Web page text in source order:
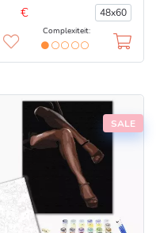
€
48x60
Complexiteit:
SALE